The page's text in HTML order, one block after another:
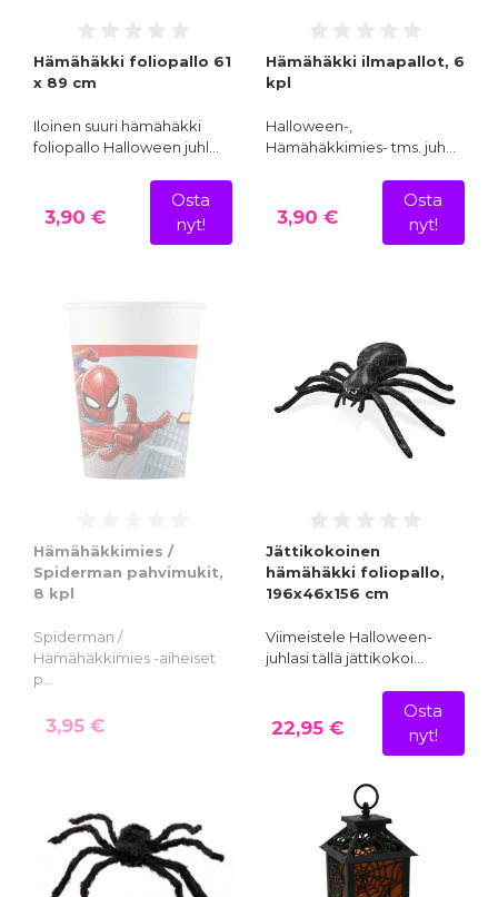
Hämähäkki foliopallo 61
x 89 cm
Iloinen suuri hämähäkki
foliopallo Halloween juhl…
3,90 €
Osta
nyt!
Hämähäkki ilmapallot, 6
kpl
Halloween-,
Hämähäkkimies- tms. juh…
3,90 €
Osta
nyt!
Hämähäkkimies /
Spiderman pahvimukit,
8 kpl
Spiderman /
Hämähäkkimies -aiheiset
p…
3,95 €
Jättikokoinen
hämähäkki foliopallo,
196x46x156 cm
Viimeistele Halloween-
juhlasi tällä jättikokoi…
22,95 €
Osta
nyt!